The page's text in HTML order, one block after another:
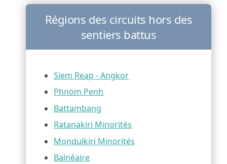
Régions des circuits hors des
sentiers battus
Siem Reap - Angkor
Phnom Penh
Battambang
Ratanakiri Minorités
Mondulkiri Minorités
Balnéaire